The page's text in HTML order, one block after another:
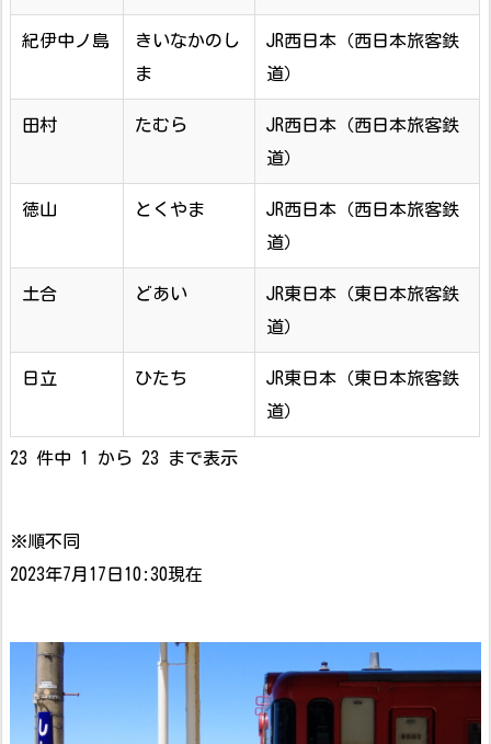
紀伊中ノ島
きいなかのし
ま
JR西日本（西日本旅客鉄
道）
田村 たむら
JR西日本（西日本旅客鉄
道）
徳山 とくやま
JR西日本（西日本旅客鉄
道）
土合 どあい
JR東日本（東日本旅客鉄
道）
日立 ひたち
JR東日本（東日本旅客鉄
道）
23 件中 1 から 23 まで表示
※順不同
2023年7月17日10:30現在